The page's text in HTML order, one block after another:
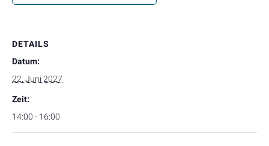
DETAILS
Datum:
22. Juni 2027
Zeit:
14:00 - 16:00